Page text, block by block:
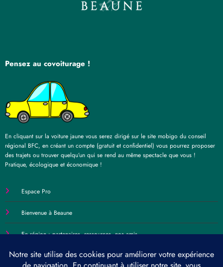
Pensez au covoiturage !
En cliquant sur la voiture jaune vous serez dirigé sur le site mobigo du conseil
régional BFC, en créant un compte (gratuit et confidentiel) vous pourrez proposer
des trajets ou trouver quelqu’un qui se rend au même spectacle que vous !
Pratique, écologique et économique !
Espace Pro
Bienvenue à Beaune
En région : partenaires, ressources, nos amis…
Contact